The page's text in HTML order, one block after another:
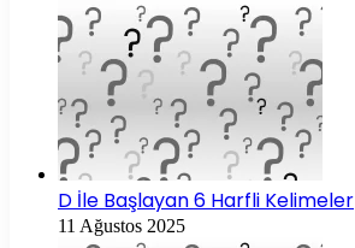
D İle Başlayan 6 Harfli Kelimeler
11 Ağustos 2025